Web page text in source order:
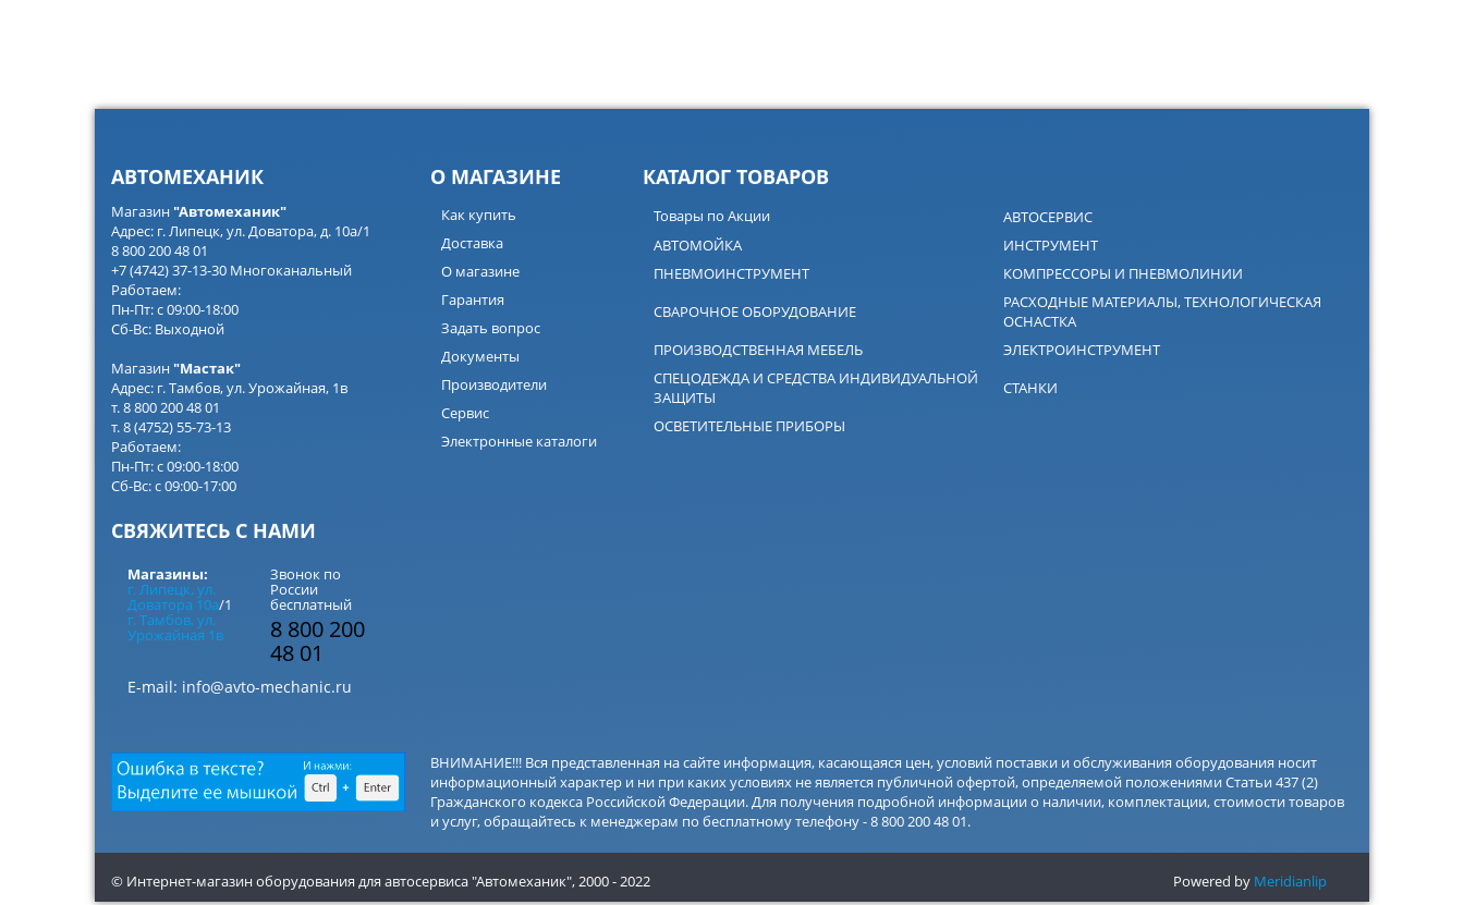
АВТОМЕХАНИК
Магазин"Автомеханик"
Адрес: г. Липецк, ул. Доватора, д. 10а/1
8 800 200 48 01
+7 (4742) 37-13-30 Многоканальный
Работаем:
Пн-Пт: с 09:00-18:00
Сб-Вс: Выходной
Магазин "Мастак"
Адрес: г. Тамбов, ул. Урожайная, 1в
т. 8 800 200 48 01
т. 8 (4752) 55-73-13
Работаем:
Пн-Пт: с 09:00-18:00
Сб-Вс: с 09:00-17:00
СВЯЖИТЕСЬ С НАМИ
Магазины:
г. Липецк, ул.
Доватора 10а/1
г. Тамбов, ул.
Урожайная 1в
Звонок по
России
бесплатный
8 800 200
48 01
E-mail: info@avto-mechanic.ru
О МАГАЗИНЕ
Как купить
Доставка
О магазине
Гарантия
Задать вопрос
Документы
Производители
Сервис
Электронные каталоги
КАТАЛОГ ТОВАРОВ
Товары по Акции
АВТОСЕРВИС
АВТОМОЙКА
ИНСТРУМЕНТ
ПНЕВМОИНСТРУМЕНТ
КОМПРЕССОРЫ И ПНЕВМОЛИНИИ
СВАРОЧНОЕ ОБОРУДОВАНИЕ
РАСХОДНЫЕ МАТЕРИАЛЫ, ТЕХНОЛОГИЧЕСКАЯ
ОСНАСТКА
ПРОИЗВОДСТВЕННАЯ МЕБЕЛЬ
ЭЛЕКТРОИНСТРУМЕНТ
СПЕЦОДЕЖДА И СРЕДСТВА ИНДИВИДУАЛЬНОЙ
ЗАЩИТЫ
СТАНКИ
ОСВЕТИТЕЛЬНЫЕ ПРИБОРЫ
ВНИМАНИЕ!!! Вся представленная на сайте информация, касающаяся цен, условий поставки и обслуживания оборудования носит
информационный характер и ни при каких условиях не является публичной офертой, определяемой положениями Статьи 437 (2)
Гражданского кодекса Российской Федерации. Для получения подробной информации о наличии, комплектации, стоимости товаров
и услуг, обращайтесь к менеджерам по бесплатному телефону - 8 800 200 48 01.
© Интернет-магазин оборудования для автосервиса "Автомеханик",2000 - 2022 Powered by Meridianlip